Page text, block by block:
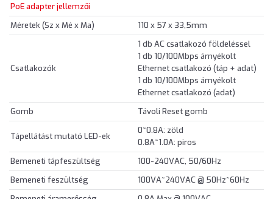
PoE adapter jellemzői
Méretek (Sz x Mé x Ma)
110 x 57 x 33,5mm
Csatlakozók
1 db AC csatlakozó földeléssel
1 db 10/100Mbps árnyékolt
Ethernet csatlakozó (táp + adat)
1 db 10/100Mbps árnyékolt
Ethernet csatlakozó (adat)
Gomb
Távoli Reset gomb
Tápellátást mutató LED-ek
0~0.8A: zöld
0.8A~1.0A: piros
Bemeneti tápfeszültség
100-240VAC, 50/60Hz
Bemeneti feszültség
100VA~240VAC @ 50Hz~60Hz